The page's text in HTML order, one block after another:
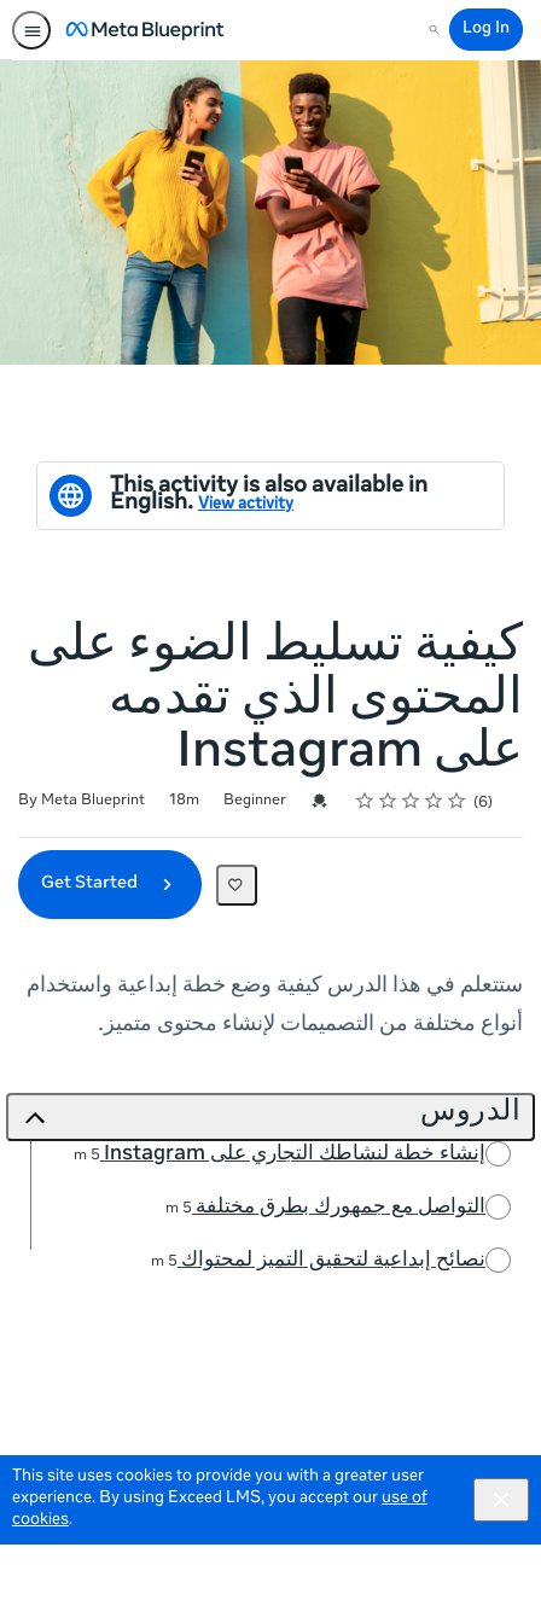
This site uses cookies to provide you with a greater user
experience. By using Exceed LMS, you accept our use of
cookies.
Search
Log In
This activity is also available in
English. View activity
كيفية تسليط الضوء على
المحتوى الذي تقدمه
على Instagram
By Meta Blueprint
Duration 18m
Difficulty Beginner Credential For Completion
Rating
1 star
2 stars
3 stars
4 stars
5 stars
Average rating: 5.0 6
6 reviews
Get Started
ستتعلم في هذا الدرس كيفية وضع خطة إبداعية واستخدام
أنواع مختلفة من التصميمات لإنشاء محتوى متميز.
الدروس
إنشاء خطة لنشاطك التجاري على Instagram 5 m
التواصل مع جمهورك بطرق مختلفة 5 m
نصائح إبداعية لتحقيق التميز لمحتواك 5 m